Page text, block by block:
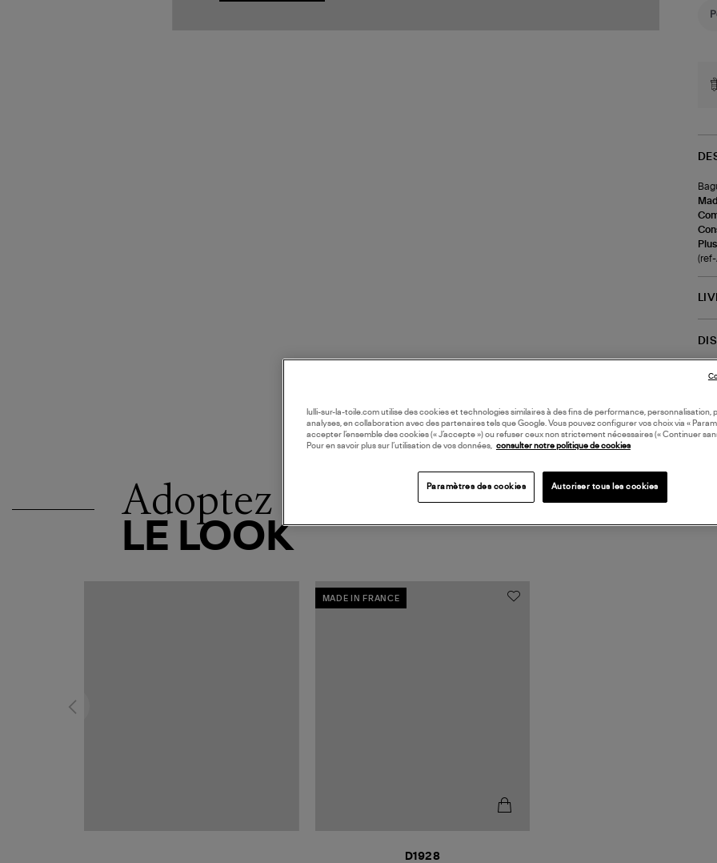
(ref-
Adoptez
LE LOOK
MADE IN FRANCE
D1928
lulli-sur-la-toile.com utilise des cookies et technologies similaires à des fins de performance, personnalisation,
analyses, en collaboration avec des partenaires tels que Google. Vous pouvez configurer vos choix via «
accepter l’ensemble des cookies (« J’accepte ») ou refuser ceux non strictement nécessaires (« Continuer
Pour en savoir plus sur l’utilisation de vos données, consulter notre politique de cookies
Paramètres des cookies Autoriser tous les cookies